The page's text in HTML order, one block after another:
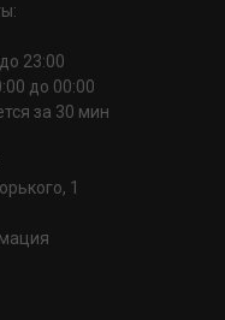
23:00
до 00:00
за 30 мин
1